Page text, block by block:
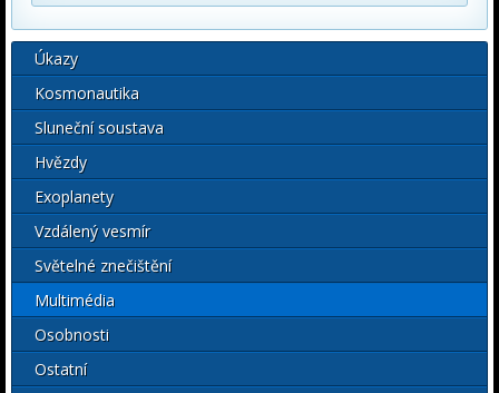
Úkazy
Kosmonautika
Sluneční soustava
Hvězdy
Exoplanety
Vzdálený vesmír
Světelné znečištění
Multimédia
Osobnosti
Ostatní